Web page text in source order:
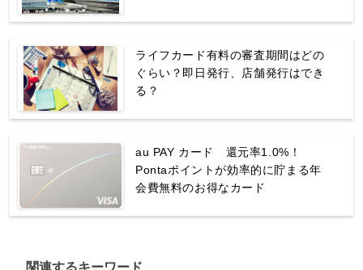
ライフカード有料の審査期間はどの
ぐらい？即日発行、店舗発行はでき
る？
au PAY カード 還元率1.0%！
Pontaポイントが効率的に貯まる年
会費無料のお得なカード
関連するキーワード